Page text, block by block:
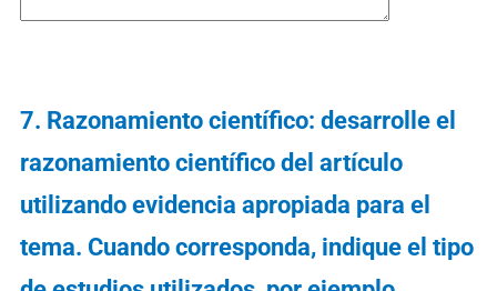
7. Razonamiento científico: desarrolle el
razonamiento científico del artículo
utilizando evidencia apropiada para el
tema. Cuando corresponda, indique el tipo